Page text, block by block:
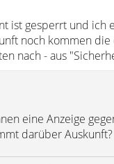
ist gesperrt und ich
noch kommen die
nach - aus
eine Anzeige
darüber Auskunft?